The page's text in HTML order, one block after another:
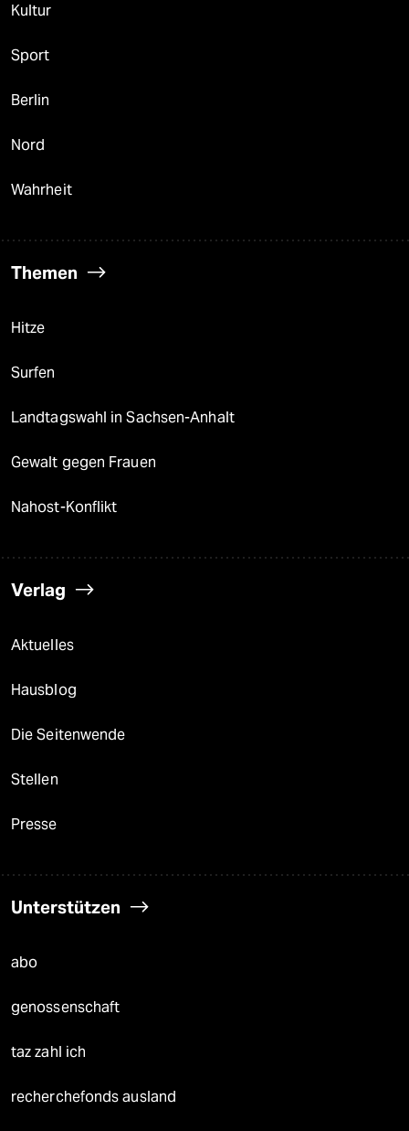
Kultur
Sport
Berlin
Nord
Wahrheit
Themen
Hitze
Surfen
Landtagswahl in Sachsen-Anhalt
Gewalt gegen Frauen
Nahost-Konflikt
Verlag
Aktuelles
Hausblog
Die Seitenwende
Stellen
Presse
Unterstützen
abo
genossenschaft
taz zahl ich
recherchefonds ausland